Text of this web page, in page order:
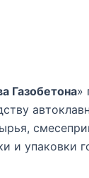
Газобетона»
и